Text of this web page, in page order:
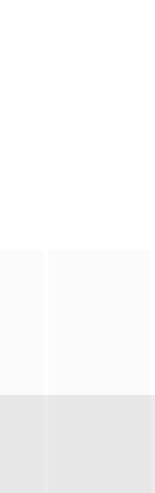
肢——的治疗方法，
纯的坚定，然而，在这